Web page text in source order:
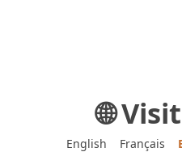
🌐
English Français